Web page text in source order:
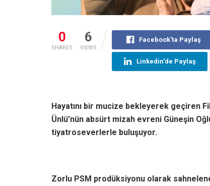
0
SHARES
6
VIEWS
Facebook'ta Paylaş
Linkedin'de Paylaş
Hayatını bir mucize bekleyerek geçiren
Ünlü’nün absürt mizah evreni Güneşin
tiyatroseverlerle buluşuyor.
Zorlu PSM prodüksiyonu olarak